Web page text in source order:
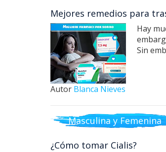
Mejores remedios para
Hay
Sin
Autor Blanca Nieves
Masculina y Femenina
¿Cómo tomar Cialis?